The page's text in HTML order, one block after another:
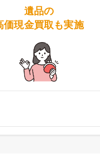
遺品の
価現金買取も実施